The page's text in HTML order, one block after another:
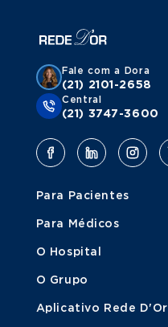
Fale com a Dora
(21) 2101-2658
Central
(21) 3747-3600
Para Pacientes
Para Médicos
O Hospital
O Grupo
Aplicativo Rede D'Or